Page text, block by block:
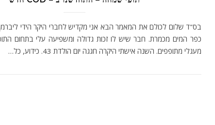
בס"ד שלום לכולם את המאמר הבא אני מקדיש לחברי היקר הידי
כפר המים מכמרת. חבר שיש לו זכות גדולה ומשפיעה עלי בתחום
מעגלי מתופפים. השנה אישתי היקרה חגגה יום הולדת 43. כידוע, כל…